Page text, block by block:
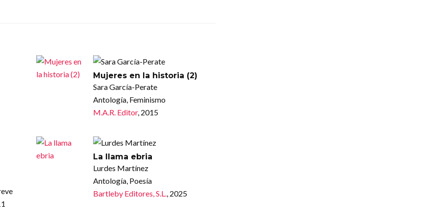
Mujeres en la historia (2)
Sara García-Perate
Antología, Feminismo
M.A.R. Editor, 2015
La llama ebria
Lurdes Martínez
Antología, Poesía
Bartleby Editores, S.L., 2025